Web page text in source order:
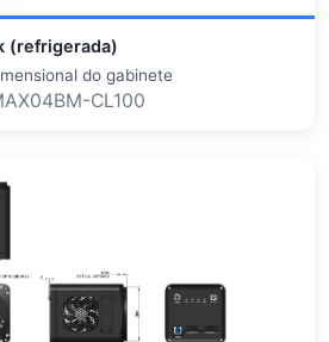
(refrigerada)
do gabinete
CL100